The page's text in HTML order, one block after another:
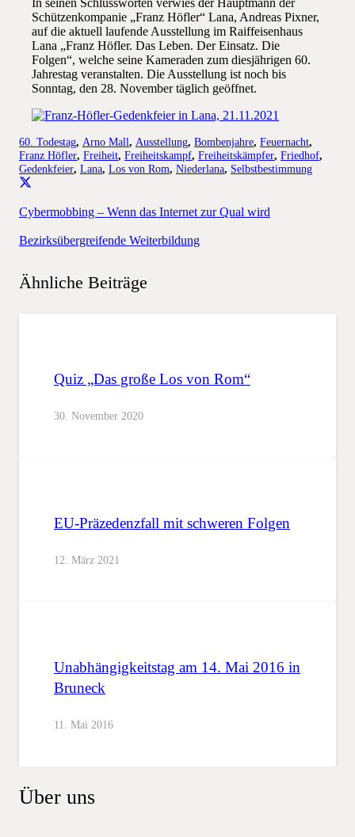
In seinen Schlussworten verwies der Hauptmann der
Schützenkompanie „Franz Höfler“ Lana, Andreas Pixner,
auf die aktuell laufende Ausstellung im Raiffeisenhaus
Lana „Franz Höfler. Das Leben. Der Einsatz. Die
Folgen“, welche seine Kameraden zum diesjährigen 60.
Jahrestag veranstalten. Die Ausstellung ist noch bis
Sonntag, den 28. November täglich geöffnet.
60. Todestag, Arno Mall, Ausstellung, Bombenjahre, Feuernacht,
Franz Höfler, Freiheit, Freiheitskampf, Freiheitskämpfer, Friedhof,
Gedenkfeier, Lana, Los von Rom, Niederlana, Selbstbestimmung
Cybermobbing – Wenn das Internet zur Qual wird
Bezirksübergreifende Weiterbildung
Ähnliche Beiträge
Quiz „Das große Los von Rom“
30. November 2020
EU-Präzedenzfall mit schweren Folgen
12. März 2021
Unabhängigkeitstag am 14. Mai 2016 in
Bruneck
11. Mai 2016
Über uns